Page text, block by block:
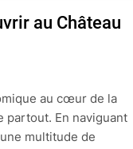
au Château
au cœur de la
partout. En naviguant
multitude de